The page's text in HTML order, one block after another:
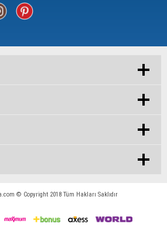
© Copyright 2018 Tüm Hakları Saklıdır